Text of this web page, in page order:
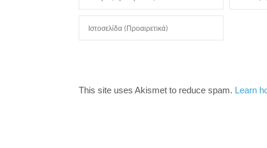
This site uses Akismet to reduce spam. Learn